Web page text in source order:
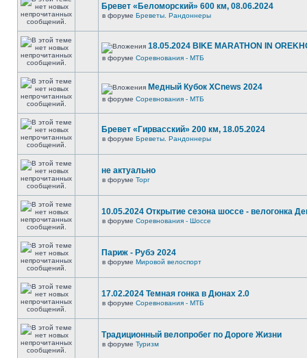
Бревет «Беломорский» 600 км, 08.06.2024
в форуме Бреветы. Рандоннеры
18.05.2024 BIKE MARATHON IN
в форуме Соревнования - МТБ
Медный Кубок XCnews 2024
в форуме Соревнования - МТБ
Бревет «Гирвасский» 200 км, 18.05.2024
в форуме Бреветы. Рандоннеры
не актуально
в форуме Торг
10.05.2024 Открытие сезона шоссе - велогонка
в форуме Соревнования - Шоссе
Париж - Рубэ 2024
в форуме Мировой велоспорт
17.02.2024 Темная гонка в Дюнах 2.0
в форуме Соревнования - МТБ
Традиционный велопробег по Дороге Жизни
в форуме Туризм